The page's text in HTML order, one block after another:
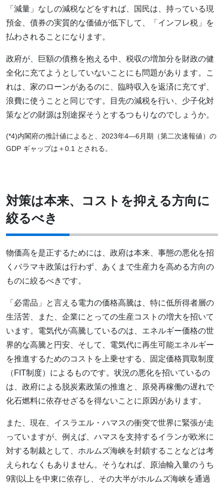
「減量」なしの減税などをすれば、国民は、持っている現
預金、債券の実質的な価値が低下して、「インフレ税」を
払わされることになります。
政府が、巨額の債務を抱える中、税収の増加分を財政の健
全化に充てようとしていないことにも問題があります。こ
れは、家のローンがあるのに、臨時収入を返済に充てず、
浪費に使うことと同じです。目先の減税を行い、少子化対
策などの財源は別途探そうとするつもりなのでしょうか。
(*4)内閣府の推計値によると、2023年4―6月期（第二次速報値）の
GDP ギャップは＋0.1 とされる。
対策は本来、コストを抑える方向に
絞るべき
物価高を是正するためには、政府は本来、事態の悪化を招
くバラマキ政策は行わず、あくまで生産力を高める方向の
ものに絞るべきです。
「必需品」と言える電力の価格高騰は、特に低所得者層の
生活苦、また、企業にとっての生産コストの増大を招いて
います。電気代が高騰しているのは、エネルギー価格の世
界的な高騰と円安、そして、電気代に再生可能エネルギー
を推進するためのコストを上乗せする、固定価格買取制度
（FIT制度）によるものです。状況の悪化を招いているの
は、政府による脱炭素政策の推進と、原発再稼働の遅れで
化石燃料に依存せざるを得ないことに原因があります。
また、現在、イスラエル・ハマスの衝突で世界に緊張が走
っていますが、例えば、ハマスを支持するイランが欧米に
対する制裁として、ホルムズ海峡を封鎖することなどは考
えられなくもありません。そうなれば、原油輸入量のうち
9割以上を中東に依存し、その大半がホルムズ海峡を通過